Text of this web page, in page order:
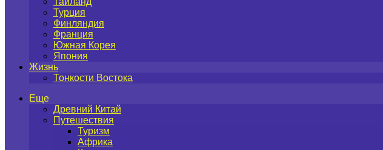
Турция
Финляндия
Франция
Южная Корея
Япония
Жизнь
Тонкости Востока
Еще
Древний Китай
Путешествия
Туризм
Африка